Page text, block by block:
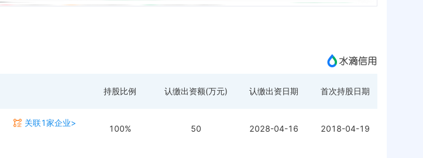
持股比例 认缴出资额(万元) 认缴出资日期 首次持股日期
关联1家企业>
100% 50 2028-04-16 2018-04-19